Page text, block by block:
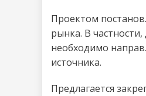
Проектом
рынка. В
необходимо
источника.
Предлагается